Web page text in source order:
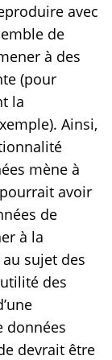
avec
de
à des
(pour
la
Ainsi,
mène à
avoir
de
à la
sujet des
des
données
devrait être